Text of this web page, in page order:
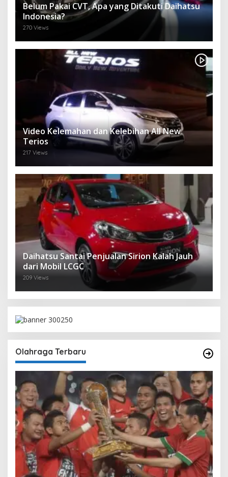
Belum Pakai CVT, Apa yang Ditakuti Daihatsu
Indonesia?
270 Views
Video Kelemahan dan Kelebihan All New
Terios
217 Views
Daihatsu Santai Penjualan Sirion Kalah Jauh
dari Mobil LCGC
209 Views
Olahraga Terbaru